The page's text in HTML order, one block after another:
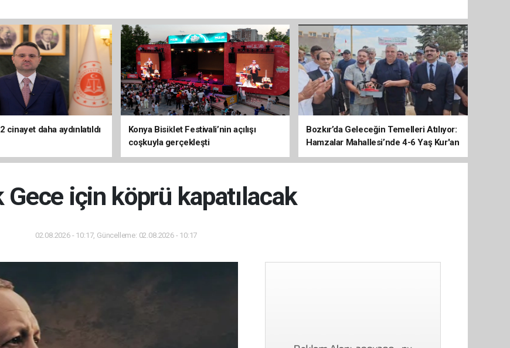
cinayet daha aydınlatıldı
Konya Bisiklet Festivali’nin açılışı
coşkuyla gerçekleşti
Bozkır’da Geleceğin Temelleri Atılıyor:
Hamzalar Mahallesi’nde 4-6 Yaş Kur'an
Kursu İnşaatı Başladı
Gece için köprü kapatılacak
02.08.2026 - 10:17, Güncelleme: 02.08.2026 - 10:17